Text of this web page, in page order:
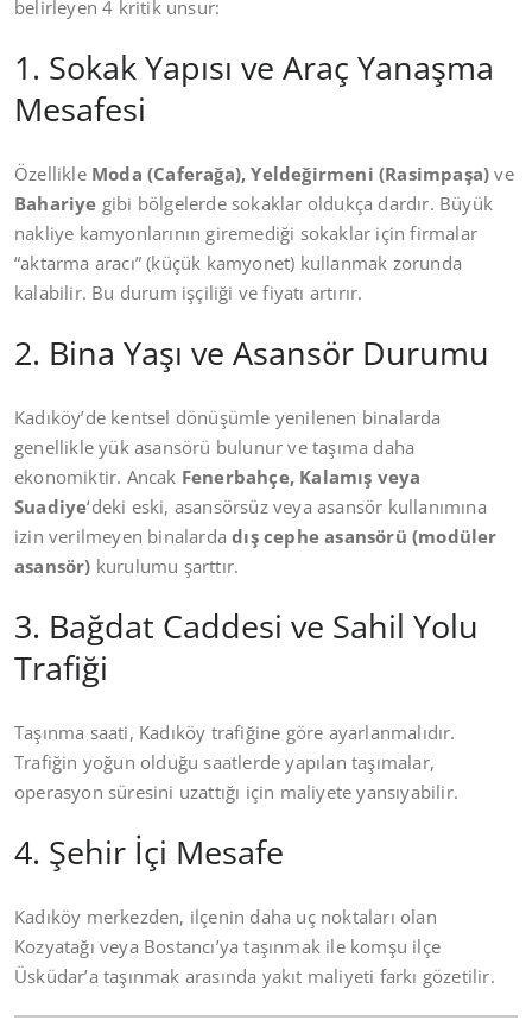
belirleyen 4 kritik unsur:
1. Sokak Yapısı ve Araç Yanaşma
Mesafesi
Özellikle Moda (Caferağa), Yeldeğirmeni (Rasimpaşa) ve
Bahariye gibi bölgelerde sokaklar oldukça dardır. Büyük
nakliye kamyonlarının giremediği sokaklar için firmalar
“aktarma aracı” (küçük kamyonet) kullanmak zorunda
kalabilir. Bu durum işçiliği ve fiyatı artırır.
2. Bina Yaşı ve Asansör Durumu
Kadıköy’de kentsel dönüşümle yenilenen binalarda
genellikle yük asansörü bulunur ve taşıma daha
ekonomiktir. Ancak Fenerbahçe, Kalamış veya
Suadiye‘deki eski, asansörsüz veya asansör kullanımına
izin verilmeyen binalardadış cephe asansörü (modüler
asansör) kurulumu şarttır.
3. Bağdat Caddesi ve Sahil Yolu
Trafiği
Taşınma saati, Kadıköy trafiğine göre ayarlanmalıdır.
Trafiğin yoğun olduğu saatlerde yapılan taşımalar,
operasyon süresini uzattığı için maliyete yansıyabilir.
4. Şehir İçi Mesafe
Kadıköy merkezden, ilçenin daha uç noktaları olan
Kozyatağı veya Bostancı’ya taşınmak ile komşu ilçe
Üsküdar’a taşınmak arasında yakıt maliyeti farkı gözetilir.